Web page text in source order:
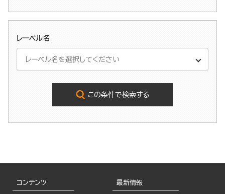
レーベル名
この条件で検索する
コンテンツ 最新情報